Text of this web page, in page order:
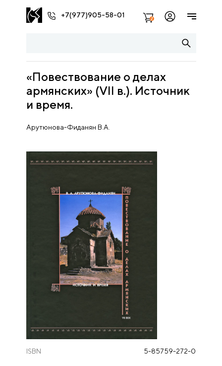
+7(977)905-58-01 2
«Повествование о делах
армянских» (VII в.). Источник
и время.
Арутюнова-Фиданян В.А.
ISBN 5-85759-272-0